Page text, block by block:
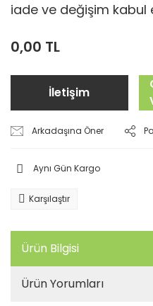
iade ve değişim kabul
0,00 TL
İletişim
Arkadaşına Öner
Aynı Gün Kargo
Karşılaştır
Ürün Bilgisi
Ürün Yorumları